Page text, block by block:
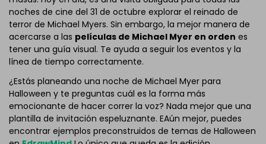
noches de cine del 31 de octubre explorar el reinado de
terror de Michael Myers. Sin embargo, la mejor manera de
acercarse a las películas de Michael Myer en orden es
tener una guía visual. Te ayuda a seguir los eventos y la
línea de tiempo correctamente.
¿Estás planeando una noche de Michael Myer para
Halloween y te preguntas cuál es la forma más
emocionante de hacer correr la voz? Nada mejor que una
plantilla de invitación espeluznante. EAún mejor, puedes
encontrar ejemplos preconstruidos de temas de Halloween